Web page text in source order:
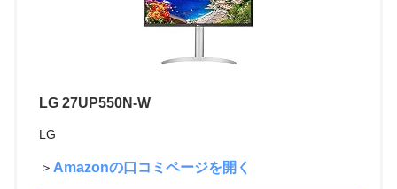
LG 27UP550N-W
LG
＞ Amazonの口コミページを開く